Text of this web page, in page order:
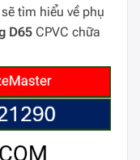
tìm hiểu về phụ
D65 CPVC chữa